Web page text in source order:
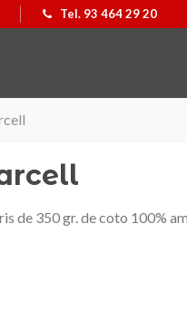
Tel. 93 464 29 20
de 350 gr. de coto 100%